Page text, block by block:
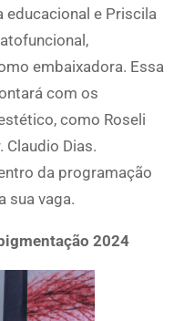
educacional e Priscila
embaixadora. Essa
com os
como Roseli
Claudio Dias.
da programação
sua vaga.
2024